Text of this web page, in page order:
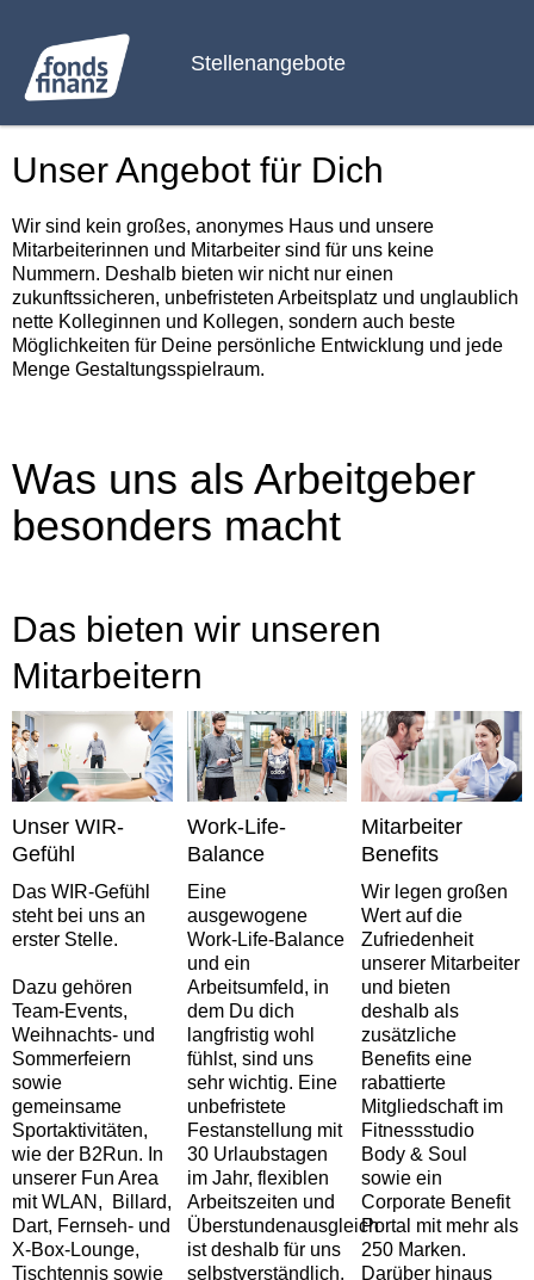
Stellenangebote
Unser Angebot für Dich
Wir sind kein großes, anonymes Haus und unsere
Mitarbeiterinnen und Mitarbeiter sind für uns keine
Nummern. Deshalb bieten wir nicht nur einen
zukunftssicheren, unbefristeten Arbeitsplatz und unglaublich
nette Kolleginnen und Kollegen, sondern auch beste
Möglichkeiten für Deine persönliche Entwicklung und jede
Menge Gestaltungsspielraum.
Was uns als Arbeitgeber
besonders macht
Das bieten wir unseren
Mitarbeitern
Unser WIR-
Gefühl
Das WIR-Gefühl
steht bei uns an
erster Stelle.
Dazu gehören
Team-Events,
Weihnachts- und
Sommerfeiern
sowie
gemeinsame
Sportaktivitäten,
wie der B2Run. In
unserer Fun Area
mit WLAN, Billard,
Dart, Fernseh- und
X-Box-Lounge,
Tischtennis sowie
Work-Life-
Balance
Eine
ausgewogene
Work-Life-Balance
und ein
Arbeitsumfeld, in
dem Du dich
langfristig wohl
fühlst, sind uns
sehr wichtig. Eine
unbefristete
Festanstellung mit
30 Urlaubstagen
im Jahr, flexiblen
Arbeitszeiten und
Überstundenausgleich
ist deshalb für uns
selbstverständlich.
Mitarbeiter
Benefits
Wir legen großen
Wert auf die
Zufriedenheit
unserer Mitarbeiter
und bieten
deshalb als
zusätzliche
Benefits eine
rabattierte
Mitgliedschaft im
Fitnessstudio
Body & Soul
sowie ein
Corporate Benefit
Portal mit mehr als
250 Marken.
Darüber hinaus